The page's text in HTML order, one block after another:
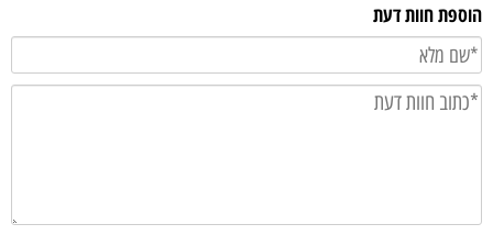
הוספת חוות דעת